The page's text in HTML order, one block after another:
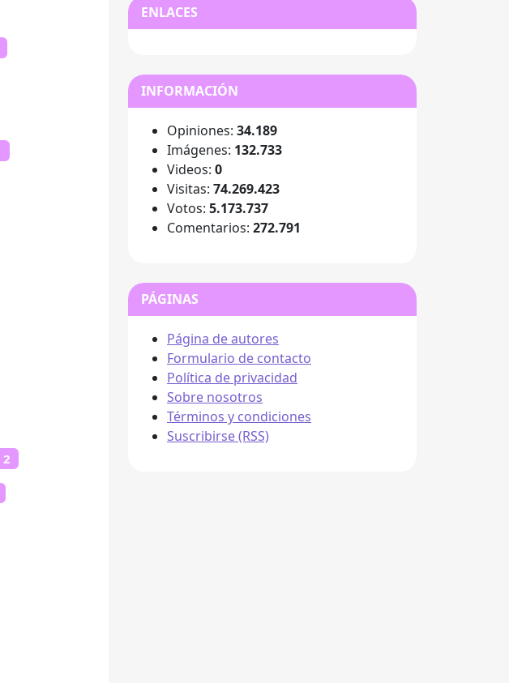
2
ENLACES
INFORMACIÓN
Opiniones: 34.189
Imágenes: 132.733
Videos: 0
Visitas: 74.269.423
Votos: 5.173.737
Comentarios: 272.791
PÁGINAS
Página de autores
Formulario de contacto
Política de privacidad
Sobre nosotros
Términos y condiciones
Suscribirse (RSS)